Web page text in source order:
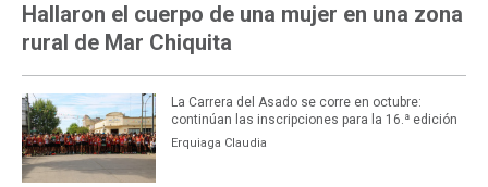
Hallaron el cuerpo de una mujer en una zona
rural de Mar Chiquita
La Carrera del Asado se corre en octubre:
continúan las inscripciones para la 16.ª edición
Erquiaga Claudia